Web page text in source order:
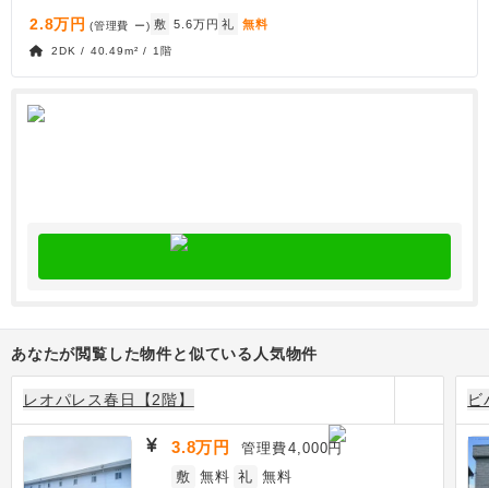
2.8万円 (管理費 ー) 敷 5.6万円 礼 無料
2DK / 40.49m² / 1階
あなたが閲覧した物件と似ている人気物件
レオパレス春日【2階】
3.8万円 管理費4,000円
敷 無料 礼 無料
ビ